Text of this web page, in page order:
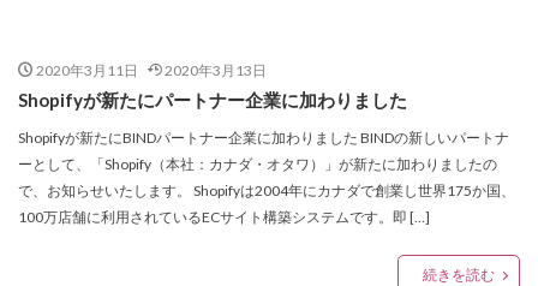
2020年3月11日 2020年3月13日
Shopifyが新たにパートナー企業に加わりました
Shopifyが新たにBINDパートナー企業に加わりました BINDの新しいパートナ
ーとして、「Shopify（本社：カナダ・オタワ）」が新たに加わりましたの
で、お知らせいたします。 Shopifyは2004年にカナダで創業し世界175か国、
100万店舗に利用されているECサイト構築システムです。即 […]
続きを読む